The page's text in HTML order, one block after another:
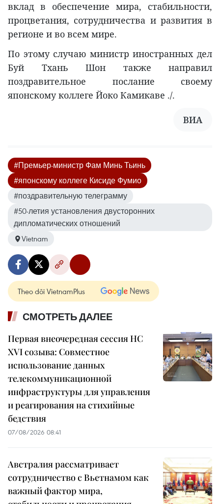
вклад в обеспечение мира, стабильности,
процветания, сотрудничества и развития в
регионе и во всем мире.
По этому случаю министр иностранных дел
Буй Тхань Шон также направил
поздравительное послание своему
японскому коллеге Йоко Камикаве ./.
ВИА
#Премьер-министр Фам Минь Тьинь
#японскому коллеге Кисиде Фумио
#поздравительную телеграмму
#50-летия установления двусторонних
дипломатических отношений
Vietnam
Theo dõi VietnamPlus
СМОТРЕТЬ ДАЛЕЕ
Первая внеочередная сессия НС
XVI созыва: Совместное
использование данных
телекоммуникационной
инфраструктуры для управления
и реагирования на стихийные
бедствия
07/08/2026 08:41
Австралия рассматривает
сотрудничество с Вьетнамом как
важный фактор мира,